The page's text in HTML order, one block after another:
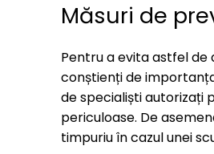
Măsuri de
Pentru a evita astfel
conștienți de
de specialiști autorizați
periculoase. De
timpuriu în cazul unei